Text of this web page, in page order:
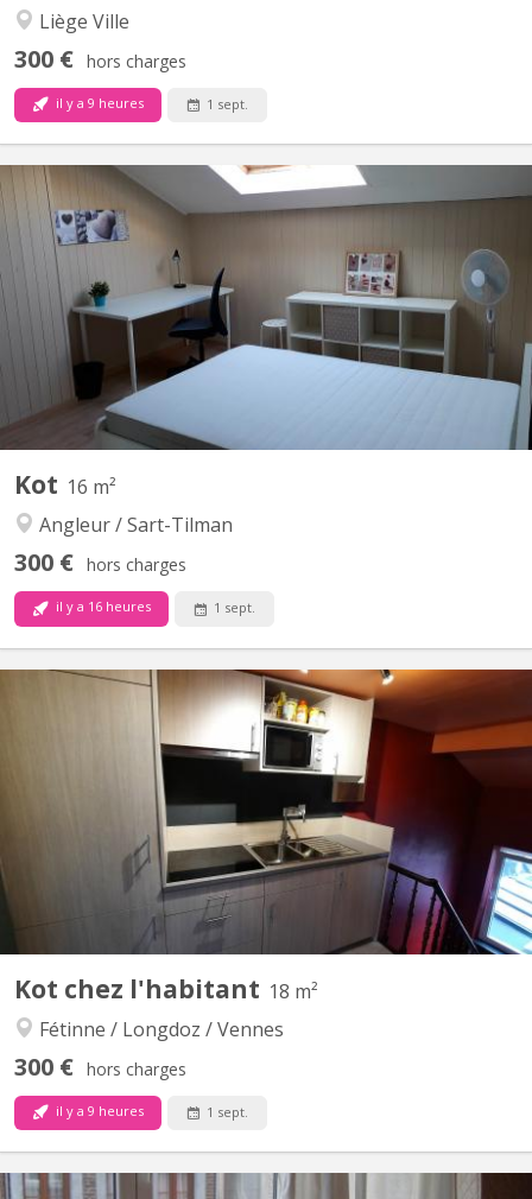
Liège Ville
300 € hors charges
il y a 9 heures 1 sept.
KL 443
Etage aménagé dans une maison familiale pour 2 étudiantes.
Proximité centre ville, transports en commun, parc et
commerces. Palier cuisine (cuisinière, micro-ondes, hotte, frigo,
évier, vaisselle incluse). Grande salle de bains. Ambiance calme et
studieuse dans le respect de l'indépendance de...
Kot 16 m²
Angleur / Sart-Tilman
300 € hors charges
il y a 16 heures 1 sept.
KL 9485
Deux chambres libres, proche de l'université, Gramme, Sainte-
Julienne (helmo), Isil (hepl), à 20 mètres de l'arrêt de bus 26 qui
vient du centre ville et à 5 min de l'arrêt de bus 48 qui va du
centre ville à l'université (Sart-Tilman) en passant par la gare des
Guillemins. Facile de se garer. 2...
Kot chez l'habitant 18 m²
Fétinne / Longdoz / Vennes
300 € hors charges
il y a 9 heures 1 sept.
KL 11538